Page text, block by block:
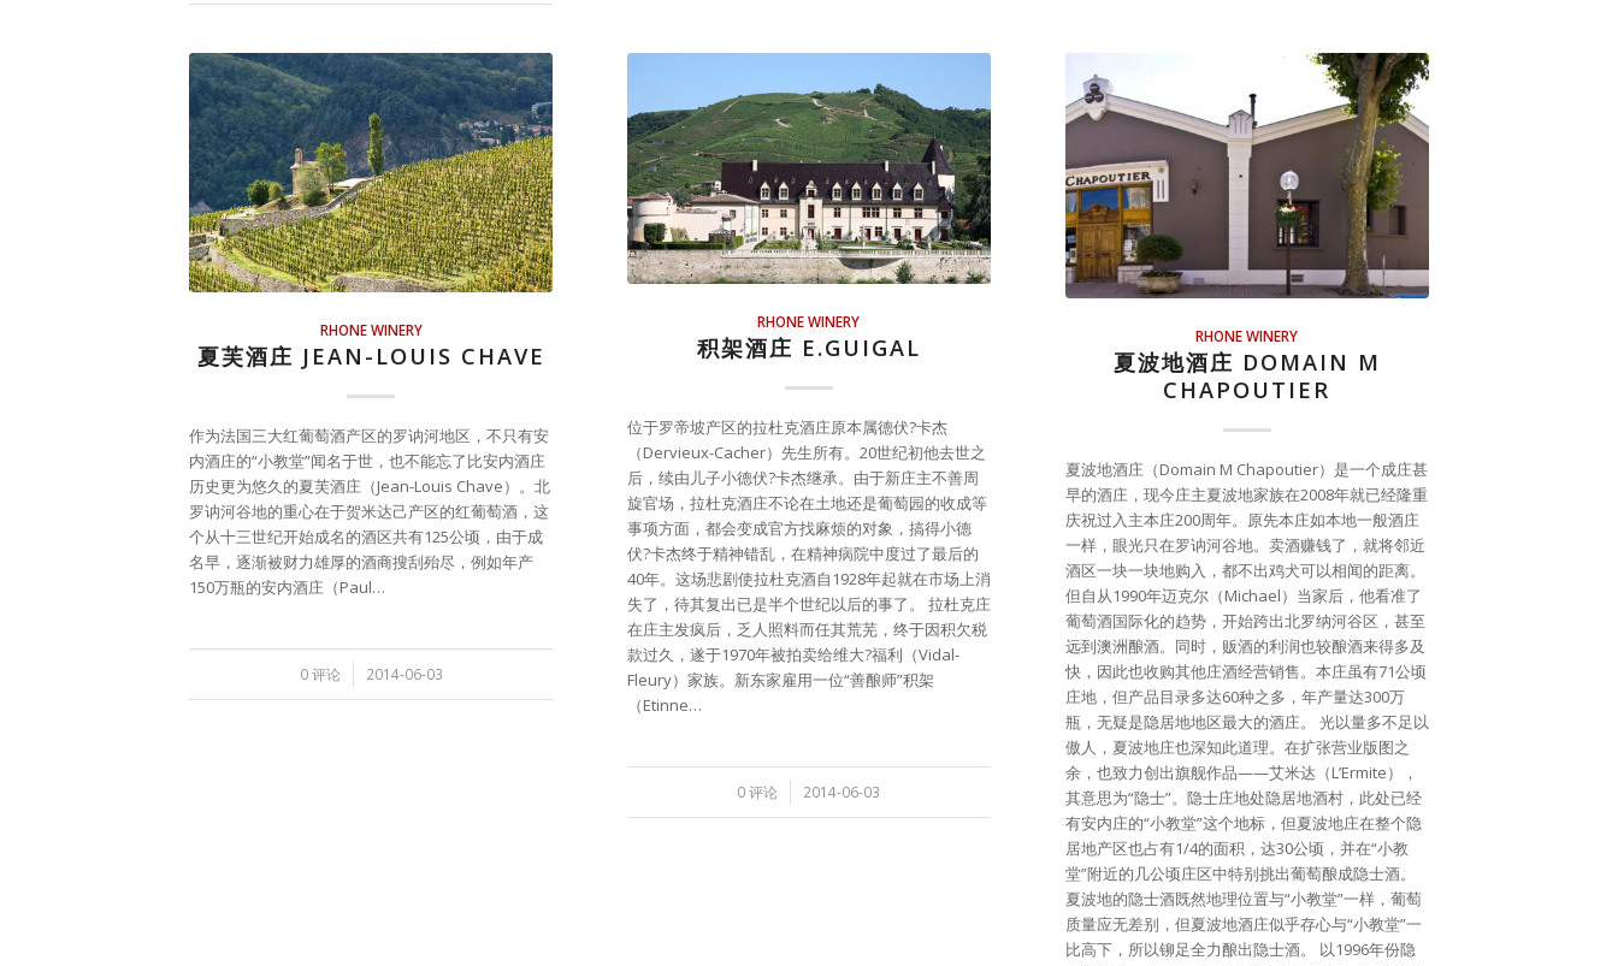
RHONE WINERY
夏芙酒庄 JEAN-LOUIS CHAVE
作为法国三大红葡萄酒产区的罗讷河地区，不只有安
内酒庄的“小教堂”闻名于世，也不能忘了比安内酒庄
历史更为悠久的夏芙酒庄（Jean-Louis Chave）。北
罗讷河谷地的重心在于贺米达己产区的红葡萄酒，这
个从十三世纪开始成名的酒区共有125公顷，由于成
名早，逐渐被财力雄厚的酒商搜刮殆尽，例如年产
150万瓶的安内酒庄（Paul…
0 评论 2014-06-03
RHONE WINERY
积架酒庄 E.GUIGAL
位于罗帝坡产区的拉杜克酒庄原本属德伏?卡杰
（Dervieux-Cacher）先生所有。20世纪初他去世之
后，续由儿子小德伏?卡杰继承。由于新庄主不善周
旋官场，拉杜克酒庄不论在土地还是葡萄园的收成等
事项方面，都会变成官方找麻烦的对象，搞得小德
伏?卡杰终于精神错乱，在精神病院中度过了最后的
40年。这场悲剧使拉杜克酒自1928年起就在市场上消
失了，待其复出已是半个世纪以后的事了。 拉杜克庄
在庄主发疯后，乏人照料而任其荒芜，终于因积欠税
款过久，遂于1970年被拍卖给维大?福利（Vidal-
Fleury）家族。新东家雇用一位“善酿师”积架
（Etinne…
0 评论 2014-06-03
RHONE WINERY
夏波地酒庄 DOMAIN M
CHAPOUTIER
夏波地酒庄（Domain M Chapoutier）是一个成庄甚
早的酒庄，现今庄主夏波地家族在2008年就已经隆重
庆祝过入主本庄200周年。原先本庄如本地一般酒庄
一样，眼光只在罗讷河谷地。卖酒赚钱了，就将邻近
酒区一块一块地购入，都不出鸡犬可以相闻的距离。
但自从1990年迈克尔（Michael）当家后，他看准了
葡萄酒国际化的趋势，开始跨出北罗纳河谷区，甚至
远到澳洲酿酒。同时，贩酒的利润也较酿酒来得多及
快，因此也收购其他庄酒经营销售。本庄虽有71公顷
庄地，但产品目录多达60种之多，年产量达300万
瓶，无疑是隐居地地区最大的酒庄。 光以量多不足以
傲人，夏波地庄也深知此道理。在扩张营业版图之
余，也致力创出旗舰作品——艾米达（L’Ermite），
其意思为“隐士”。隐士庄地处隐居地酒村，此处已经
有安内庄的“小教堂”这个地标，但夏波地庄在整个隐
居地产区也占有1/4的面积，达30公顷，并在“小教
堂”附近的几公顷庄区中特别挑出葡萄酿成隐士酒。
夏波地的隐士酒既然地理位置与“小教堂”一样，葡萄
质量应无差别，但夏波地酒庄似乎存心与“小教堂”一
比高下，所以铆足全力酿出隐士酒。 以1996年份隐